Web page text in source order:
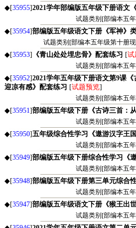
◆[35955]2021学年部编版五年级下册语文
试题类别[部编本五
◆[35954]部编版五年级语文下册《军神》
试题类别[部编本五年级第十册
◆[35953] 《青山处处埋忠骨》配套练习 [试
试题类别[部编本五
◆[35952]2021学年五年级下册语文第9课
迎凉有感》配套练习 [试题预览]
试题类别[部编本五
◆[35951]部编版五年级下册《古诗三首：
试题类别[部编本五
◆[35950]五年级综合性学习《遨游汉字王
试题类别[部编本五
◆[35949]部编版五年级下册综合性学习《
试题类别[部编本五
◆[35948]部编版五年级下册第三单元综合
试题类别[部编本五
◆[35947]部编版五年级语文下册《猴王出
试题类别[部编本五